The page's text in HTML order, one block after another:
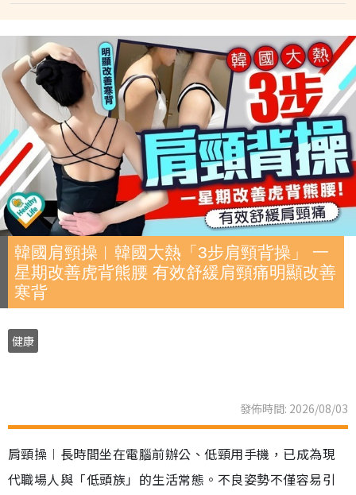
韓國肩頸操︱韓國大熱「3步肩頸背操」 一
星期改善虎背熊腰 有效舒緩肩頸痛明顯改善
寒背
健康
發佈時間: 2026/08/03
肩頸操︱長時間坐在電腦前辦公、低頸用手機，已成為現
代職場人與「低頭族」的生活常態。不良姿勢不僅容易引